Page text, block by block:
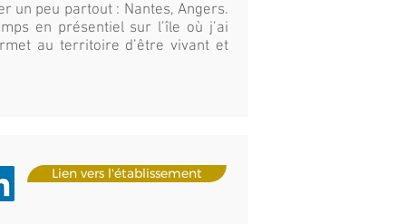
un peu partout : Nantes, Angers.
en présentiel sur l’île où j’ai
au territoire d’être vivant et
Lien vers l'établissement